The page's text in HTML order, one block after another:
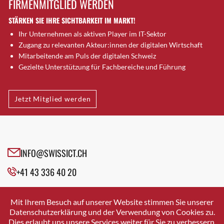
Brugg AG
Brütten
Bubendorf
Bubikon
Buchs (SG)
Bäretswil
Bülach
Cazis
Crissier
Davos Platz
Dierikon
Dietikon
FIRMENMITGLIED WERDEN
STÄRKEN SIE IHRE SICHTBARKEIT IM MARKT!
Ihr Unternehmen als aktiven Player im IT-Sektor
Zugang zu relevanten Akteur:innen der digitalen Wirtschaft
Mitarbeitende am Puls der digitalen Schweiz
Gezielte Unterstützung für Fachbereiche und Führung
Jetzt Mitglied werden
INFO@SWISSICT.CH
+41 43 336 40 20
SWISSICT
VULKANSTRASSE 120
8048 ZURICH
Mit Ihrem Besuch auf unserer Website stimmen Sie unserer
Datenschutzerklärung und der Verwendung von Cookies zu.
Dies erlaubt uns unsere Services weiter für Sie zu verbessern.